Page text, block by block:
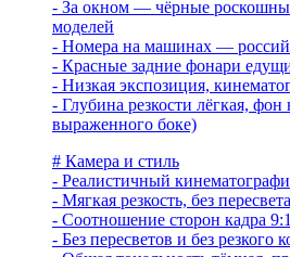
- За окном — чёрные
моделей
- Номера на машинах —
- Красные задние фонари
- Низкая экспозиция,
- Глубина резкости лёгкая, фон
выраженного боке)
# Камера и стиль
- Реалистичный
- Мягкая резкость, без
- Соотношение сторон кадра
- Без пересветов и без резкого